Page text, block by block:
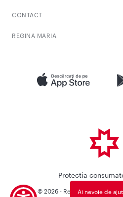
CONTACT
REGINA MARIA
Protectia
© 2026 - Reteaua Privata de
Ai nevoie de